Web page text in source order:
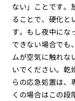
ない」ことです。
ることで、硬化と
す。もし夜中にな
できない場合でも
ムが空気に触れな
いでください。乾
らの応急処置は、
くの場合はこの段